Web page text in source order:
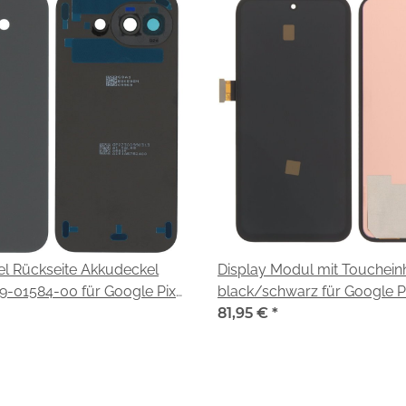
Rückseite Akkudeckel
01584-00 für Google Pixel
Display Modul mit
black/schwarz für Google
(G6GPR)
81,95 € *